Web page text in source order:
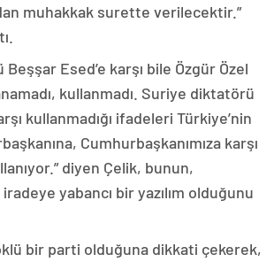
muhakkak surette verilecektir.”
Esed’e karşı bile Özgür Özel
kullanmadı. Suriye diktatörü
kullanmadığı ifadeleri Türkiye’nin
Cumhurbaşkanımıza karşı
diyen Çelik, bunun,
yabancı bir yazılım olduğunu
bir parti olduğuna dikkati çekerek,